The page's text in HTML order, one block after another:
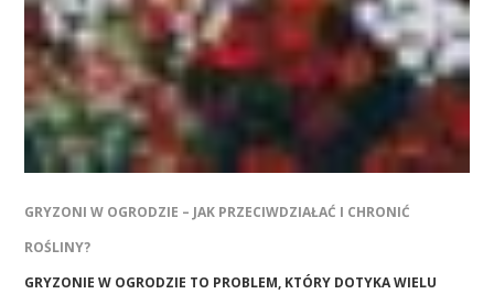
GRYZONI W OGRODZIE – JAK PRZECIWDZIAŁAĆ I CHRONIĆ
ROŚLINY?
GRYZONIE W OGRODZIE TO PROBLEM, KTÓRY DOTYKA WIELU